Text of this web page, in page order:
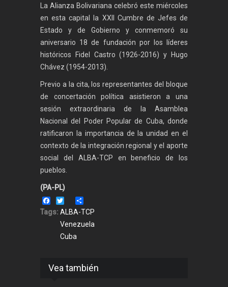
La Alianza Bolivariana celebró este miércoles
en esta capital la XXII Cumbre de Jefes de
Estado y de Gobierno y conmemoró su
aniversario 18 de fundación por los líderes
históricos Fidel Castro (1926-2016) y Hugo
Chávez (1954-2013).
Previo a la cita, los representantes del bloque
de concertación política asistieron a una
sesión extraordinaria de la Asamblea
Nacional del Poder Popular de Cuba, donde
ratificaron la importancia de la unidad en el
contexto de la integración regional y el aporte
social del ALBA-TCP en beneficio de los
pueblos.
(PA-PL)
Facebook
Twitter
Tags: ALBA-TCP
Venezuela
Cuba
Vea también